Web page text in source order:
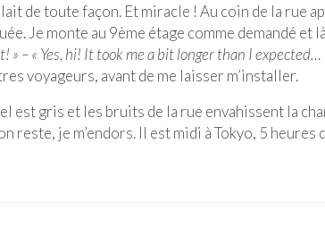
de toute façon. Et miracle ! Au coin de la rue
Je monte au 9ème étage comme demandé et
» – « Yes, hi! It took me a bit longer than I expected…
voyageurs, avant de me laisser m’installer.
est gris et les bruits de la rue envahissent la
reste, je m’endors. Il est midi à Tokyo, 5 heures